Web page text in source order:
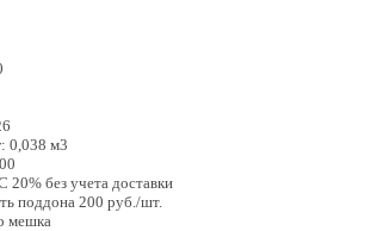
0,038 м3
20% без учета доставки
поддона 200 руб./шт.
мешка